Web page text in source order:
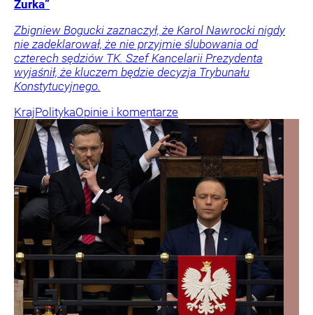
Żurka”
Zbigniew Bogucki zaznaczył, że Karol Nawrocki nigdy
nie zadeklarował, że nie przyjmie ślubowania od
czterech sędziów TK. Szef Kancelarii Prezydenta
wyjaśnił, że kluczem będzie decyzja Trybunału
Konstytucyjnego.
KrajPolitykaOpinie i komentarze